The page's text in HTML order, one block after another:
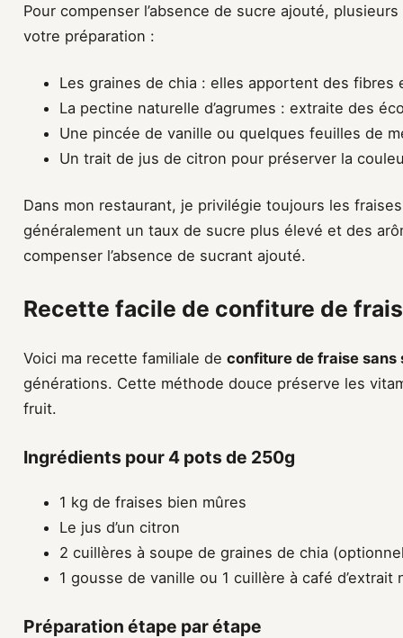
Pour compenser l’absence de sucre ajouté,
votre préparation :
Les graines de chia : elles apportent des
La pectine naturelle d’agrumes : extraite des
Une pincée de vanille ou quelques feuilles de
Un trait de jus de citron pour préserver la
Dans mon restaurant, je privilégie toujours les
généralement un taux de sucre plus élevé et des
compenser l’absence de sucrant ajouté.
Recette facile de confiture de
Voici ma recette familiale de confiture de fraise sans
générations. Cette méthode douce préserve les
fruit.
Ingrédients pour 4 pots de 250g
1 kg de fraises bien mûres
Le jus d’un citron
2 cuillères à soupe de graines de chia
1 gousse de vanille ou 1 cuillère à café d’extrait
Préparation étape par étape